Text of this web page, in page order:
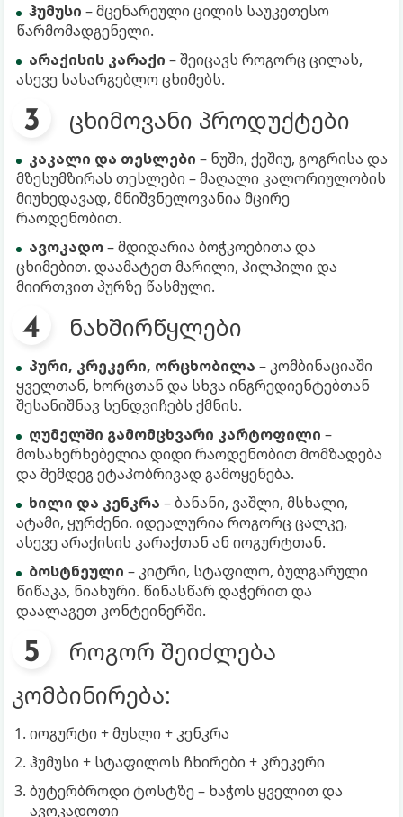
ჰუმუსი – მცენარეული ცილის საუკეთესო
წარმომადგენელი.
არაქისის კარაქი – შეიცავს როგორც ცილას,
ასევე სასარგებლო ცხიმებს.
ცხიმოვანი პროდუქტები
კაკალი და თესლები – ნუში, ქეშიუ, გოგრისა და
მზესუმზირას თესლები – მაღალი კალორიულობის
მიუხედავად, მნიშვნელოვანია მცირე
რაოდენობით.
ავოკადო– მდიდარია ბოჭკოებითა და
ცხიმებით. დაამატეთ მარილი, პილპილი და
მიირთვით პურზე წასმული.
ნახშირწყლები
პური, კრეკერი, ორცხობილა – კომბინაციაში
ყველთან, ხორცთან და სხვა ინგრედიენტებთან
შესანიშნავ სენდვიჩებს ქმნის.
ღუმელში გამომცხვარი კარტოფილი –
მოსახერხებელია დიდი რაოდენობით მომზადება
და შემდეგ ეტაპობრივად გამოყენება.
ხილი და კენკრა – ბანანი, ვაშლი, მსხალი,
ატამი, ყურძენი. იდეალურია როგორც ცალკე,
ასევე არაქისის კარაქთან ან იოგურტთან.
ბოსტნეული – კიტრი, სტაფილო, ბულგარული
წიწაკა, ნიახური. წინასწარ დაჭერით და
დაალაგეთ კონტეინერში.
როგორ შეიძლება
კომბინირება:
იოგურტი + მუსლი + კენკრა
ჰუმუსი + სტაფილოს ჩხირები + კრეკერი
ბუტერბროდი ტოსტზე – ხაჭოს ყველით და
ავოკადოთი